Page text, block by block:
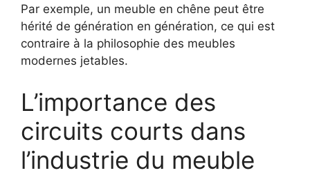
Par exemple, un meuble en chêne peut être
hérité de génération en génération, ce qui est
contraire à la philosophie des meubles
modernes jetables.
L’importance des
circuits courts dans
l’industrie du meuble